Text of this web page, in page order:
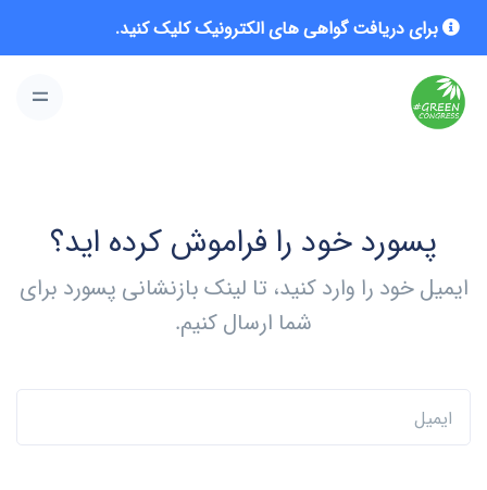
برای دریافت گواهی های الکترونیک کلیک کنید.
پسورد خود را فراموش کرده اید؟
ایمیل خود را وارد کنید، تا لینک بازنشانی پسورد برای
شما ارسال کنیم.